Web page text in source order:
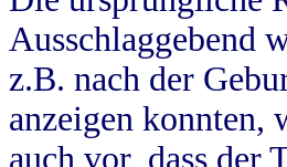
Ausschlaggebend
z.B. nach der
anzeigen konnten,
auch vor, dass der